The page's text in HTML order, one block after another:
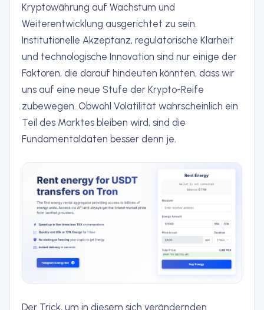
Kryptowährung auf Wachstum und
Weiterentwicklung ausgerichtet zu sein.
Institutionelle Akzeptanz, regulatorische Klarheit
und technologische Innovation sind nur einige der
Faktoren, die darauf hindeuten könnten, dass wir
uns auf eine neue Stufe der Krypto-Reife
zubewegen. Obwohl Volatilität wahrscheinlich ein
Teil des Marktes bleiben wird, sind die
Fundamentaldaten besser denn je.
Der Trick, um in diesem sich verändernden